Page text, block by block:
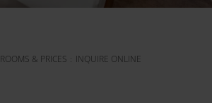
ROOMS & PRICES INQUIRE ONLINE